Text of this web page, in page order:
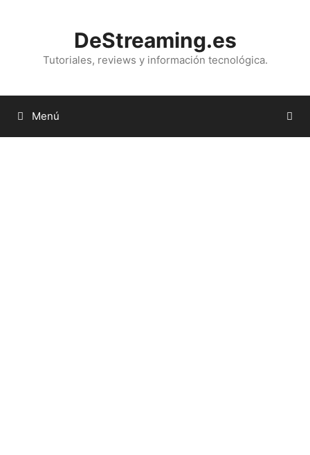
DeStreaming.es
Tutoriales, reviews y información tecnológica.
Menú